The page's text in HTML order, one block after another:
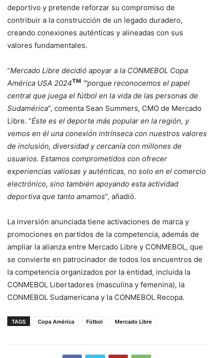
deportivo y pretende reforzar su compromiso de
contribuir a la construcción de un legado duradero,
creando conexiones auténticas y alineadas con sus
valores fundamentales.
“Mercado Libre decidió apoyar a la CONMEBOL Copa
América USA 2024TM ™porque reconocemos el papel
central que juega el fútbol en la vida de las personas de
Sudamérica”, comenta Sean Summers, CMO de Mercado
Libre. “Éste es el deporte más popular en la región, y
vemos en él una conexión intrínseca con nuestros valores
de inclusión, diversidad y cercanía con millones de
usuarios. Estamos comprometidos con ofrecer
experiencias valiosas y auténticas, no solo en el comercio
electrónico, sino también apoyando esta actividad
deportiva que tanto amamos”, añadió.
La inversión anunciada tiene activaciones de marca y
promociones en partidos de la competencia, además de
ampliar la alianza entre Mercado Libre y CONMEBOL, que
se convierte en patrocinador de todos los encuentros de
la competencia organizados por la entidad, incluida la
CONMEBOL Libertadores (masculina y femenina), la
CONMEBOL Sudamericana y la CONMEBOL Recopa.
TAGS Copa América Fútbol Mercado Libre